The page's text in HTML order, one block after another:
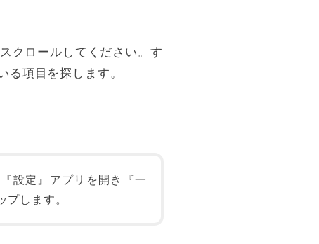
クロールしてください。す
項目を探します。
設定』アプリを開き『一
プします。